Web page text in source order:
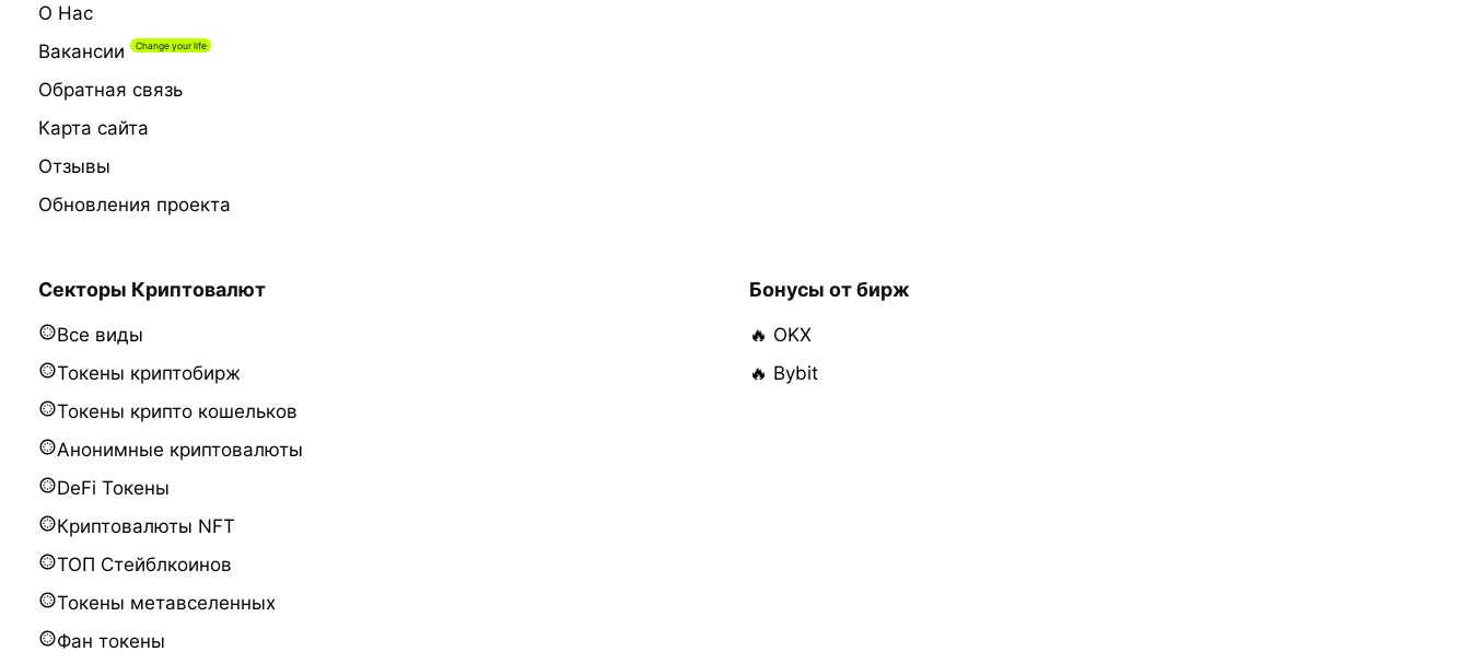
О Нас
Вакансии
Обратная связь
Карта сайта
Отзывы
Обновления проекта
Секторы Криптовалют
Все виды
Токены криптобирж
Токены крипто кошельков
Анонимные криптовалюты
DeFi Токены
Криптовалюты NFT
ТОП Стейблкоинов
Токены метавселенных
Фан токены
Бонусы от бирж
🔥 OKX
🔥 Bybit